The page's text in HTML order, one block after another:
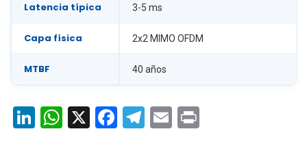
Latencia típica 3-5 ms
Capa física 2x2 MIMO OFDM
MTBF 40 años
LinkedIn
WhatsApp
X Facebook
Telegram
Email